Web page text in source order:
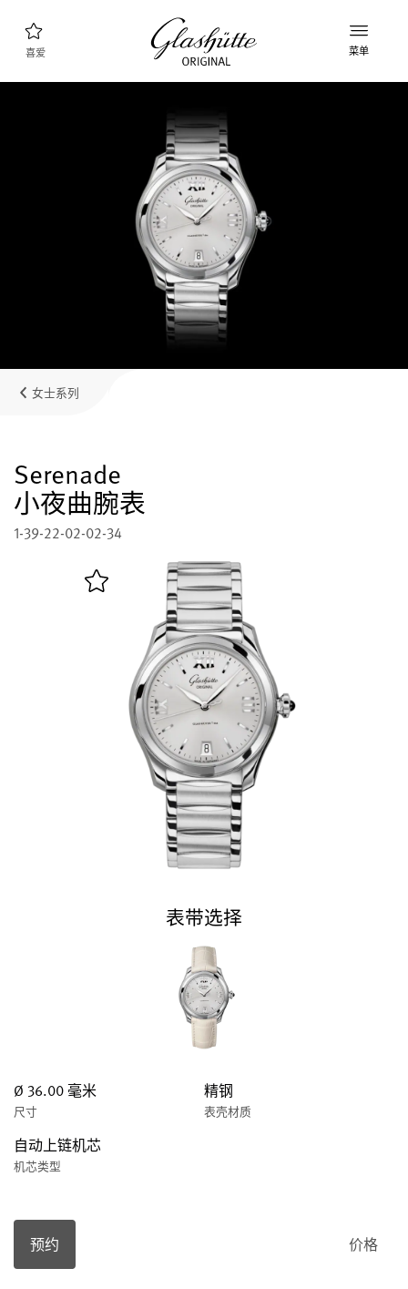
喜爱 菜单
新款表款
了解更多关于该工厂的信息
我的账户
售后服务
国际质保, 保养, 修复工作室
联系方式
English Deutsch
关闭菜单
女士系列
Serenade
小夜曲腕表
1-39-22-02-02-34
表带选择
Ø 36.00 毫米
尺寸
精钢
表壳材质
自动上链机芯
机芯类型
预约 价格